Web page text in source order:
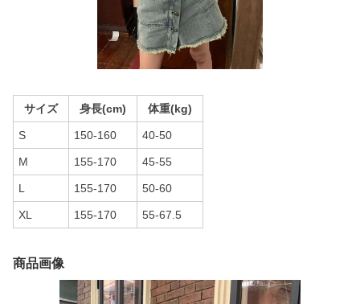
サイズ 身長(cm) 体重(kg)
S 150-160 40-50
M 155-170 45-55
L 155-170 50-60
XL 155-170 55-67.5
商品画像